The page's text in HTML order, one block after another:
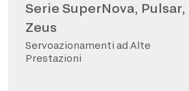
Serie SuperNova, Pulsar,
Zeus
Servoazionamenti ad Alte
Prestazioni